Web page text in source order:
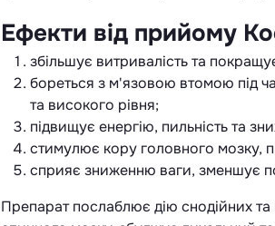
Ефекти від прийому
збільшує витривалість та
бореться з м'язовою втомою під
та високого рівня;
підвищує енергію, пильність та
стимулює кору головного мозку,
сприяє зниженню ваги, зменшує
Препарат послаблює дію снодійних